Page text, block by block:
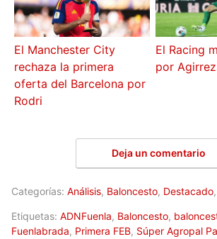
El Manchester City
rechaza la primera
oferta del Barcelona por
Rodri
El Racing
por
Deja un comentario
Categorías: Análisis, Baloncesto, Destacado,
Etiquetas: ADNFuenla, Baloncesto,
Fuenlabrada, Primera FEB, Súper Agropal